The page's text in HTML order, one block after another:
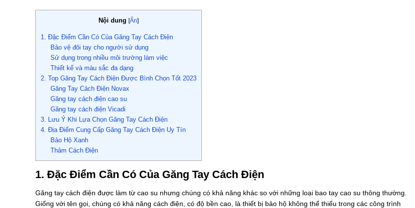
Nội dung [Ẩn]
1. Đặc Điểm Cần Có Của Găng Tay Cách Điện
Bảo vệ đôi tay cho người sử dụng
Sử dụng trong nhiều môi trường làm việc
Thiết kế và màu sắc đa dạng
2. Top Găng Tay Cách Điện Được Bình Chọn Tốt 2023
Găng Tay Cách Điện Novax
Găng tay cách điện cao su
Găng tay cách điện Vicadi
3. Lưu Ý Khi Lựa Chọn Găng Tay Cách Điện
4. Địa Điểm Cung Cấp Găng Tay Cách Điện Uy Tín
Bảo Hộ Xanh
Thảm Cách Điện
1. Đặc Điểm Cần Có Của Găng Tay Cách Điện
Găng tay cách điện được làm từ cao su nhưng chúng có khả năng khác so với những loại bao tay cao su thông thường.
Giống với tên gọi, chúng có khả năng cách điện, có độ bền cao, là thiết bị bảo hộ không thể thiếu trong các công trình